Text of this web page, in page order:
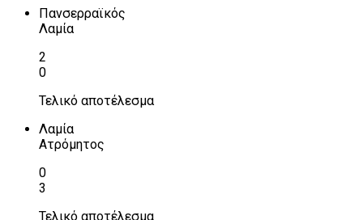
Πανσερραϊκός
Λαμία
2
0
Τελικό αποτέλεσμα
Λαμία
Ατρόμητος
0
3
Τελικό αποτέλεσμα